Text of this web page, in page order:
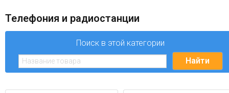
Телефония и радиостанции
Поиск в этой категории